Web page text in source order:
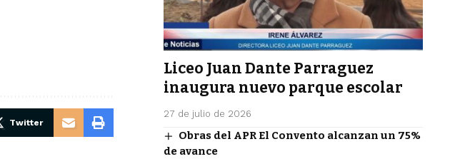
Twitter
Liceo Juan Dante Parraguez
inaugura nuevo parque escolar
27 de julio de 2026
Obras del APR El Convento alcanzan un 75%
de avance